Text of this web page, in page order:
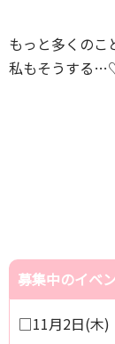
もっと多くのこ
私もそうする
募集中のイベ
□11月2日(